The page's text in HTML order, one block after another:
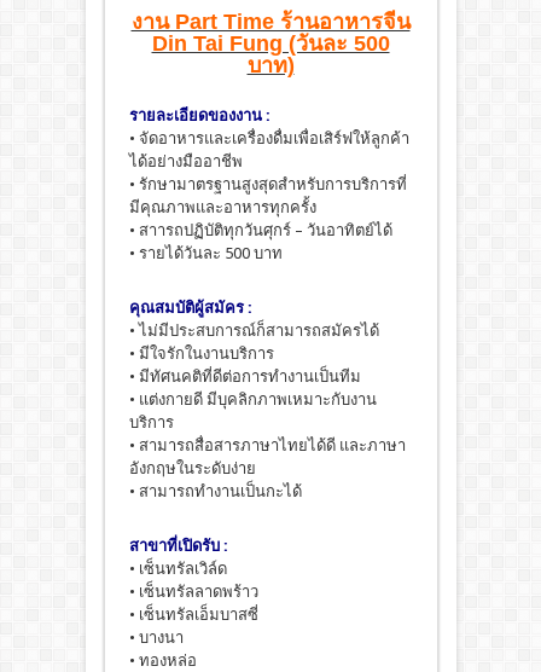
งาน Part Time ร้านอาหารจีน
Din Tai Fung (วันละ 500
บาท)
รายละเอียดของงาน :
• จัดอาหารและเครื่องดื่มเพื่อเสิร์ฟให้ลูกค้า
ได้อย่างมืออาชีพ
• รักษามาตรฐานสูงสุดสำหรับการบริการที่
มีคุณภาพและอาหารทุกครั้ง
• สาารถปฏิบัติทุกวันศุกร์ – วันอาทิตย์ได้
• รายได้วันละ 500 บาท
คุณสมบัติผู้สมัคร :
• ไม่มีประสบการณ์ก็สามารถสมัครได้
• มีใจรักในงานบริการ
• มีทัศนคติที่ดีต่อการทำงานเป็นทีม
• แต่งกายดี มีบุคลิกภาพเหมาะกับงาน
บริการ
• สามารถสื่อสารภาษาไทยได้ดี และภาษา
อังกฤษในระดับง่าย
• สามารถทำงานเป็นกะได้
สาขาที่เปิดรับ :
• เซ็นทรัลเวิล์ด
• เซ็นทรัลลาดพร้าว
• เซ็นทรัลเอ็มบาสซี่
• บางนา
• ทองหล่อ